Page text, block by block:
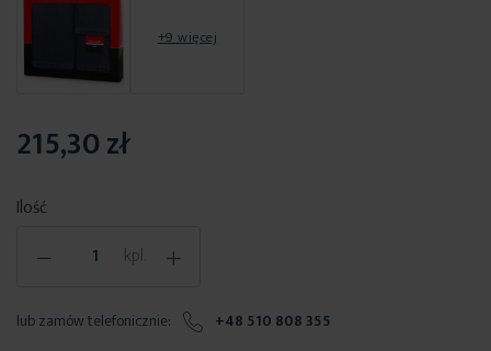
+9 więcej
Ilość
- kpl. +
215,30 zł
lub zamów telefonicznie: +48 510 808 355